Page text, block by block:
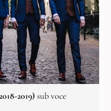
2019) sub voce